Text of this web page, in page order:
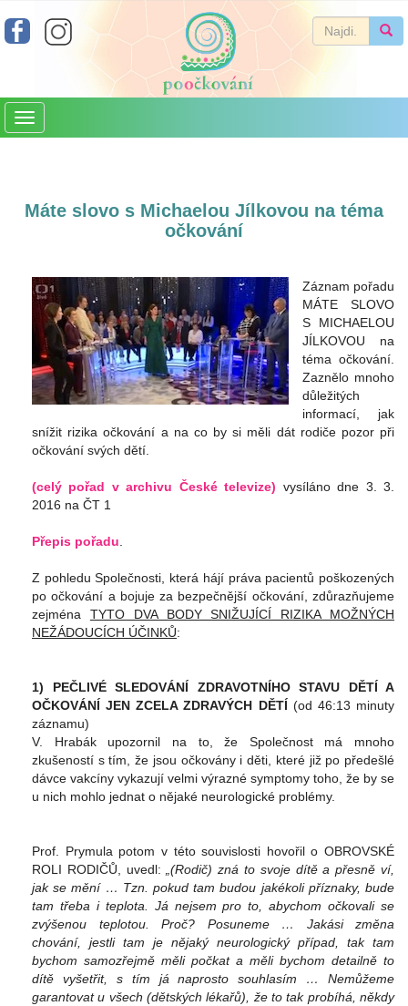
Toggle
navigation
Máte slovo s Michaelou Jílkovou na téma
očkování
Záznam pořadu
MÁTE SLOVO
S MICHAELOU
JÍLKOVOU na
téma očkování.
Zaznělo mnoho
důležitých
informací, jak
snížit rizika očkování a na co by si měli dát rodiče pozor při
očkování svých dětí.
(celý pořad v archivu České televize) vysíláno dne 3. 3.
2016 na ČT 1
Přepis pořadu
Z pohledu Společnosti, která hájí práva pacientů poškozených
po očkování a bojuje za bezpečnější očkování, zdůrazňujeme
zejména TYTO DVA BODY SNIŽUJÍCÍ RIZIKA MOŽNÝCH
NEŽÁDOUCÍCH ÚČINKŮ:
1) PEČLIVÉ SLEDOVÁNÍ ZDRAVOTNÍHO STAVU DĚTÍ A
OČKOVÁNÍ JEN ZCELA ZDRAVÝCH DĚTÍ (od 46:13 minuty
záznamu)
V. Hrabák upozornil na to, že Společnost má mnoho
zkušeností s tím, že jsou očkovány i děti, které již po předešlé
dávce vakcíny vykazují velmi výrazné symptomy toho, že by se
u nich mohlo jednat o nějaké neurologické problémy.
Prof. Prymula potom v této souvislosti hovořil o OBROVSKÉ
ROLI RODIČŮ, uvedl:
„(Rodič) zná to svoje dítě a přesně ví,
jak se mění … Tzn. pokud tam budou jakékoli příznaky, bude
tam třeba i teplota. Já nejsem pro to, abychom očkovali se
zvýšenou teplotou. Proč? Posuneme … Jakási změna
chování, jestli tam je nějaký neurologický případ, tak tam
bychom samozřejmě měli počkat a měli bychom detailně to
dítě vyšetřit, s tím já naprosto souhlasím … Nemůžeme
garantovat u všech (dětských lékařů), že to tak probíhá, někdy